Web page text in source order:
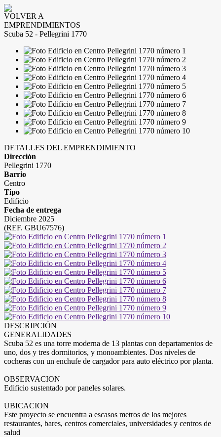
VOLVER A
EMPRENDIMIENTOS
Scuba 52 - Pellegrini 1770
DETALLES DEL EMPRENDIMIENTO
Dirección
Pellegrini 1770
Barrio
Centro
Tipo
Edificio
Fecha de entrega
Diciembre 2025
(REF. GBU67576)
DESCRIPCIÓN
GENERALIDADES
Scuba 52 es una torre moderna de 13 plantas con departamentos de
uno, dos y tres dormitorios, y monoambientes. Dos niveles de
cocheras con un enchufe de cargador para auto eléctrico por planta.
OBSERVACION
Edificio sustentado por paneles solares.
UBICACION
Este proyecto se encuentra a escasos metros de los mejores
restaurantes, bares, centros comerciales, universidades y centros de
salud